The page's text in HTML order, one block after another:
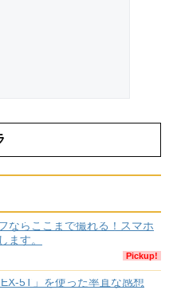
ならここまで撮れる！スマホ
ます。
Pickup!
5T」を使った率直な感想